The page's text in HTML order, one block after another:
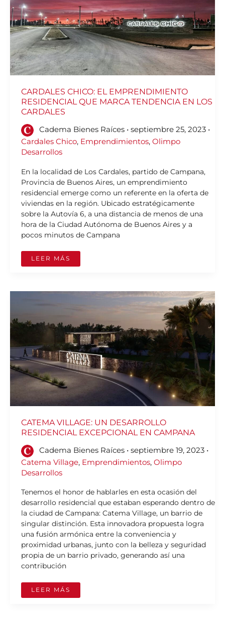
CARDALES CHICO: EL EMPRENDIMIENTO
RESIDENCIAL QUE MARCA TENDENCIA EN LOS
CARDALES
Cadema Bienes Raíces •septiembre 25, 2023 •
Cardales Chico, Emprendimientos, Olimpo
Desarrollos
En la localidad de Los Cardales, partido de Campana,
Provincia de Buenos Aires, un emprendimiento
residencial emerge como un referente en la oferta de
viviendas en la región. Ubicado estratégicamente
sobre la Autovía 6, a una distancia de menos de una
hora de la Ciudad Autónoma de Buenos Aires y a
pocos minutos de Campana
MARCA
TENDENCIA
EN
LOS
CARDALES
LEER MÁS
CATEMA VILLAGE: UN DESARROLLO
RESIDENCIAL EXCEPCIONAL EN CAMPANA
Cadema Bienes Raíces •septiembre 19, 2023 •
Catema Village, Emprendimientos, Olimpo
Desarrollos
Tenemos el honor de hablarles en esta ocasión del
desarrollo residencial que estaban esperando dentro de
la ciudad de Campana: Catema Village, un barrio de
singular distinción. Esta innovadora propuesta logra
una fusión armónica entre la conveniencia y
proximidad urbanas, junto con la belleza y seguridad
propia de un barrio privado, generando así una
contribución
CATEMA
EXCEPCIONAL
EN
CAMPANA
LEER MÁS